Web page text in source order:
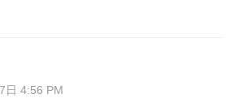
日 4:56 PM